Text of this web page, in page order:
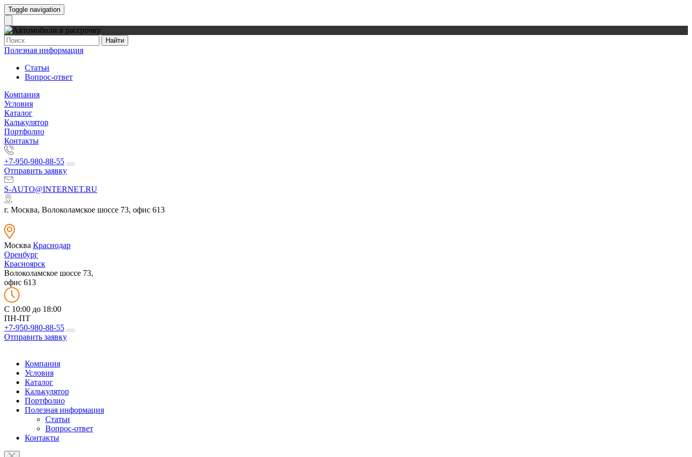
Toggle navigation
Найти
Полезная информация
Статьи
Вопрос-ответ
Компания
Условия
Каталог
Калькулятор
Портфолио
Контакты
+7-950-980-88-55
Отправить заявку
S-AUTO@INTERNET.RU
г. Москва, Волоколамское шоссе 73, офис 613
Москва Краснодар
Оренбург
Красноярск
Волоколамское шоссе 73,
офис 613
C 10:00 до 18:00
ПН-ПТ
+7-950-980-88-55
Отправить заявку
Компания
Условия
Каталог
Калькулятор
Портфолио
Полезная информация
Статьи
Вопрос-ответ
Контакты